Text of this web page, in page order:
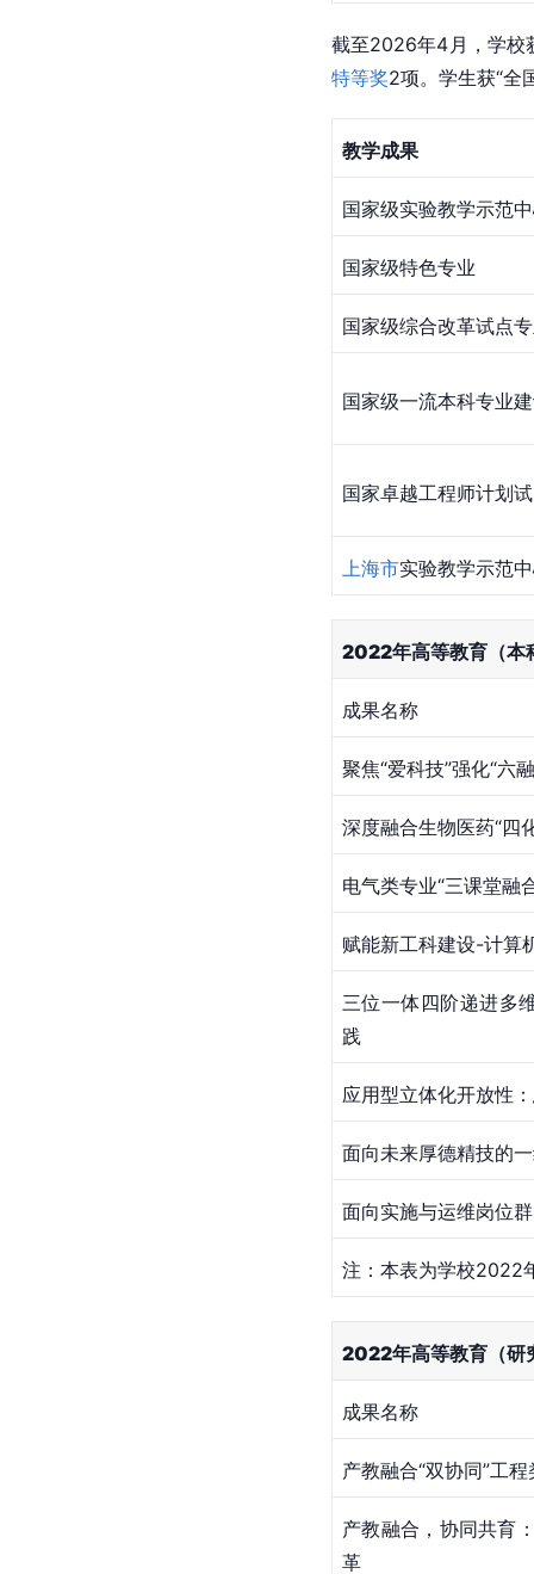
截至2026年4月，学校
特等奖2项。学生获“全
教学成果
国家级实验教学示范
国家级特色专业
国家级综合改革试点
国家级一流本科专业
国家卓越工程师计划
上海市实验教学示范
2022年高等教育（本
成果名称
聚焦“爱科技”强化“六
深度融合生物医药“四
电气类专业“三课堂融
赋能新工科建设-计算
三位一体四阶递进多
践
应用型立体化开放性
面向未来厚德精技的
面向实施与运维岗位
注：本表为学校2022
2022年高等教育（研
成果名称
产教融合“双协同”工
产教融合，协同共育
革